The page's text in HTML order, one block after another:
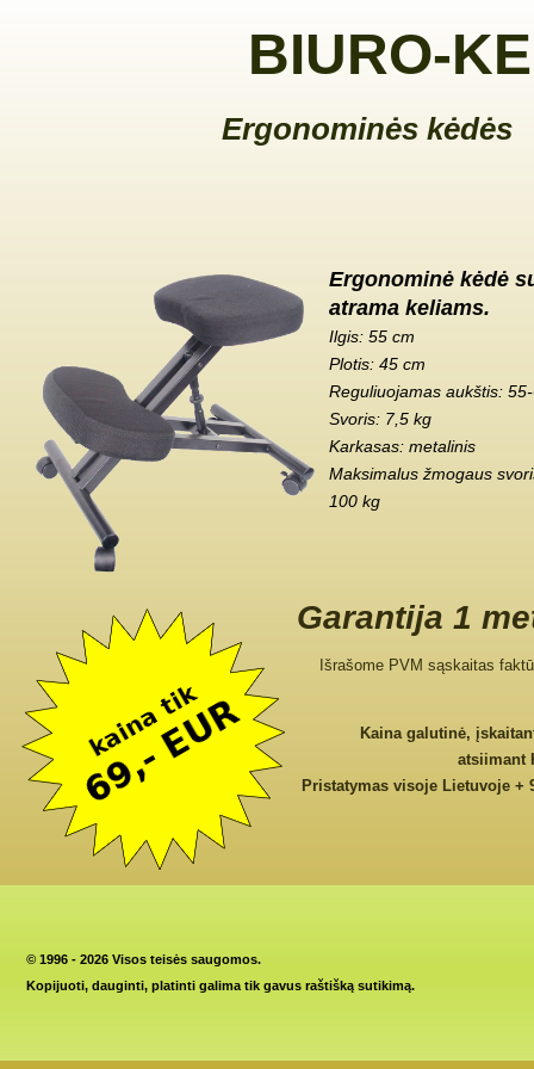
BIURO-
Ergonominės kėdės
Ergonominė kėdė
atrama keliams.
Ilgis: 55 cm
Plotis: 45 cm
Reguliuojamas aukštis:
Svoris: 7,5 kg
Karkasas: metalinis
Maksimalus žmogaus
100 kg
Garantija 1
Išrašome PVM sąskaitas
Kaina galutinė,
atsiimant
Pristatymas visoje Lietuvoje +
© 1996 - 2026 Visos teisės saugomos.
Kopijuoti, dauginti, platinti galima tik gavus raštišką sutikimą.